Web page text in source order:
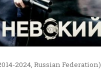
2024, Russian Federation)